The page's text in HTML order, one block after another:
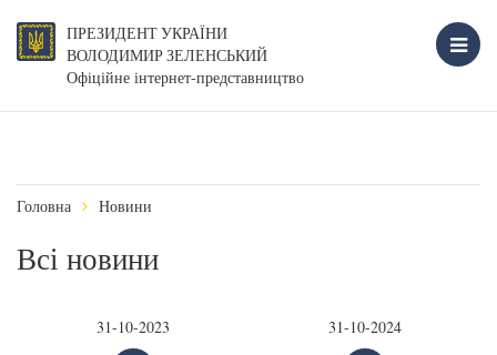
ПРЕЗИДЕНТ УКРАЇНИ
ВОЛОДИМИР ЗЕЛЕНСЬКИЙ
Офіційне інтернет-представництво
Головна Новини
Всі новини